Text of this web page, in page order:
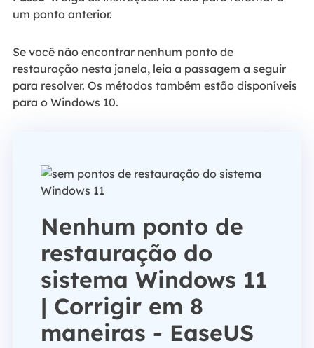
um ponto anterior.
Se você não encontrar nenhum ponto de
restauração nesta janela, leia a passagem a seguir
para resolver. Os métodos também estão disponíveis
para o Windows 10.
Nenhum ponto de
restauração do
sistema Windows 11
| Corrigir em 8
maneiras - EaseUS